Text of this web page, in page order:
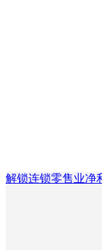
解锁连锁零售业净